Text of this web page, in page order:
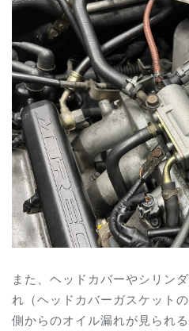
また、ヘッドカバーやシリン
れ（ヘッドカバーガスケット
側からのオイル漏れが見られ